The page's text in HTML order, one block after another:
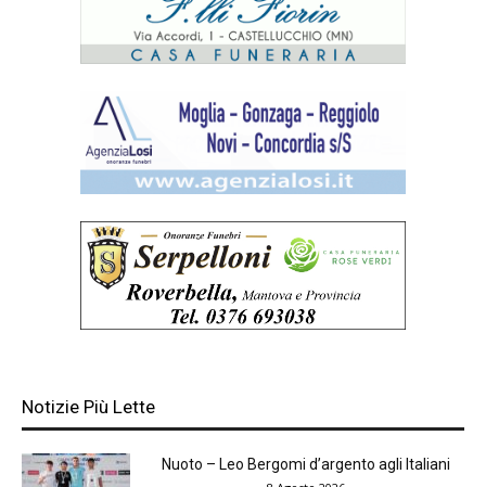
Notizie Più Lette
Nuoto – Leo Bergomi d’argento agli Italiani